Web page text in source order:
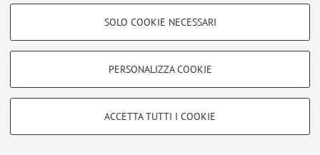
COOKIE DI PROFILAZIONE - FACOLTATIVI
COOKIE TECNICI - NECESSARI
Si tratta di cookie tecnici utilizzati, a titolo esemplificativo, per il corretto
SOLO COOKIE NECESSARI
PERSONALIZZA COOKIE
ACCETTA TUTTI I COOKIE
© 2026 - ALMA MATER STUDIORUM - Università di Bologna - Via
Zamboni, 33 - 40126 Bologna - Partita IVA: 01131710376
Privacy|Note legali|Impostazioni Cookie